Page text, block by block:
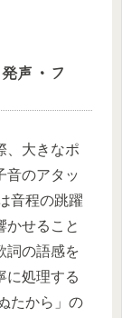
声・フ
、大きなポ
音のアタッ
音程の跳躍
かせること
詞の語感を
に処理する
たから」の